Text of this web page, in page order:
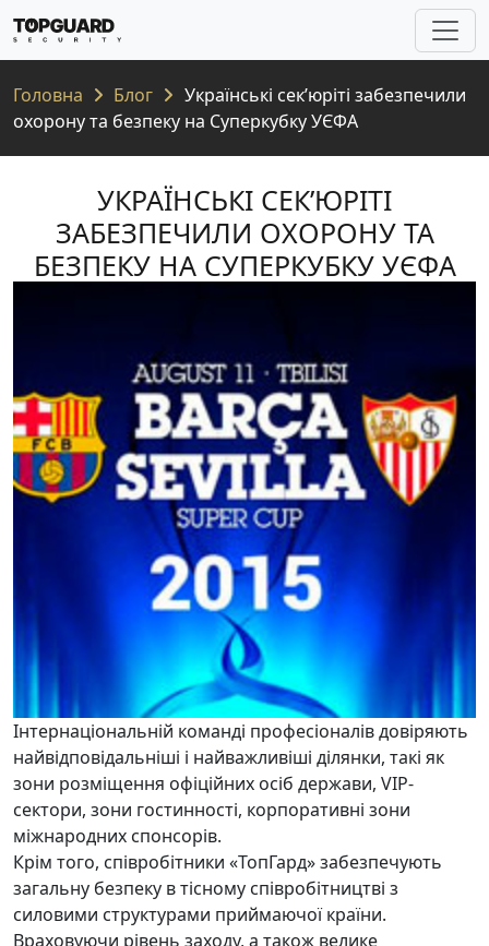
Головна Блог
Українські сек’юріті забезпечили
охорону та безпеку на Суперкубку УЄФА
УКРАЇНСЬКІ СЕК’ЮРІТІ
ЗАБЕЗПЕЧИЛИ ОХОРОНУ ТА
БЕЗПЕКУ НА СУПЕРКУБКУ УЄФА
Інтернаціональній команді професіоналів довіряють
найвідповідальніші і найважливіші ділянки, такі як
зони розміщення офіційних осіб держави, VIP-
сектори, зони гостинності, корпоративні зони
міжнародних спонсорів.
Крім того, співробітники «ТопГард» забезпечують
загальну безпеку в тісному співробітництві з
силовими структурами приймаючої країни.
Враховуючи рівень заходу, а також велике